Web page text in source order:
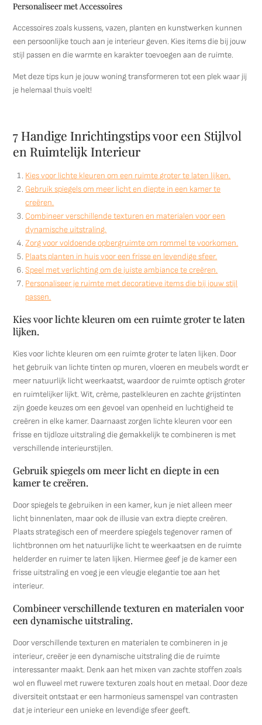
Personaliseer met Accessoires
Accessoires zoals kussens, vazen, planten en kunstwerken kunnen
een persoonlijke touch aan je interieur geven. Kies items die bij jouw
stijl passen en die warmte en karakter toevoegen aan de ruimte.
Met deze tips kun je jouw woning transformeren tot een plek waar jij
je helemaal thuis voelt!
7 Handige Inrichtingstips voor een Stijlvol
en Ruimtelijk Interieur
Kies voor lichte kleuren om een ruimte groter te laten lijken.
Gebruik spiegels om meer licht en diepte in een kamer te
creëren.
Combineer verschillende texturen en materialen voor een
dynamische uitstraling.
Zorg voor voldoende opbergruimte om rommel te voorkomen.
Plaats planten in huis voor een frisse en levendige sfeer.
Speel met verlichting om de juiste ambiance te creëren.
Personaliseer je ruimte met decoratieve items die bij jouw stijl
passen.
Kies voor lichte kleuren om een ruimte groter te laten
lijken.
Kies voor lichte kleuren om een ruimte groter te laten lijken. Door
het gebruik van lichte tinten op muren, vloeren en meubels wordt er
meer natuurlijk licht weerkaatst, waardoor de ruimte optisch groter
en ruimtelijker lijkt. Wit, crème, pastelkleuren en zachte grijstinten
zijn goede keuzes om een gevoel van openheid en luchtigheid te
creëren in elke kamer. Daarnaast zorgen lichte kleuren voor een
frisse en tijdloze uitstraling die gemakkelijk te combineren is met
verschillende interieurstijlen.
Gebruik spiegels om meer licht en diepte in een
kamer te creëren.
Door spiegels te gebruiken in een kamer, kun je niet alleen meer
licht binnenlaten, maar ook de illusie van extra diepte creëren.
Plaats strategisch een of meerdere spiegels tegenover ramen of
lichtbronnen om het natuurlijke licht te weerkaatsen en de ruimte
helderder en ruimer te laten lijken. Hiermee geef je de kamer een
frisse uitstraling en voeg je een vleugje elegantie toe aan het
interieur.
Combineer verschillende texturen en materialen voor
een dynamische uitstraling.
Door verschillende texturen en materialen te combineren in je
interieur, creëer je een dynamische uitstraling die de ruimte
interessanter maakt. Denk aan het mixen van zachte stoffen zoals
wol en fluweel met ruwere texturen zoals hout en metaal. Door deze
diversiteit ontstaat er een harmonieus samenspel van contrasten
dat je interieur een unieke en levendige sfeer geeft.